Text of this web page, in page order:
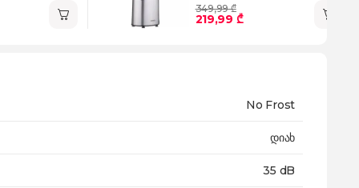
349,99 ₾
219,99 ₾
No Frost
დიახ
35 dB